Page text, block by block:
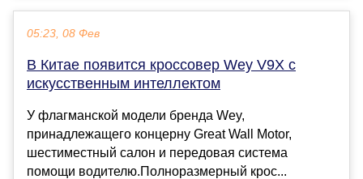
05:23, 08 Фев
В Китае появится кроссовер Wey V9X с
искусственным интеллектом
У флагманской модели бренда Wey,
принадлежащего концерну Great Wall Motor,
шестиместный салон и передовая система
помощи водителю.Полноразмерный крос...